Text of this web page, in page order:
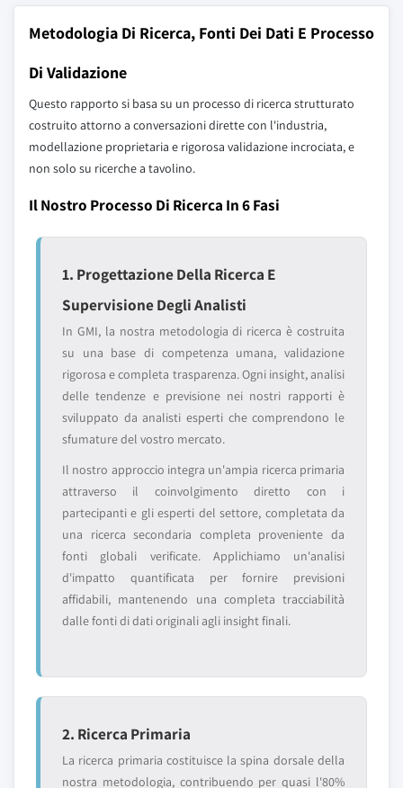
Metodologia Di Ricerca, Fonti Dei Dati E Processo
Di Validazione
Questo rapporto si basa su un processo di ricerca strutturato
costruito attorno a conversazioni dirette con l'industria,
modellazione proprietaria e rigorosa validazione incrociata, e
non solo su ricerche a tavolino.
Il Nostro Processo Di Ricerca In 6 Fasi
1. Progettazione Della Ricerca E
Supervisione Degli Analisti
In GMI, la nostra metodologia di ricerca è costruita
su una base di competenza umana, validazione
rigorosa e completa trasparenza. Ogni insight, analisi
delle tendenze e previsione nei nostri rapporti è
sviluppato da analisti esperti che comprendono le
sfumature del vostro mercato.
Il nostro approccio integra un'ampia ricerca primaria
attraverso il coinvolgimento diretto con i
partecipanti e gli esperti del settore, completata da
una ricerca secondaria completa proveniente da
fonti globali verificate. Applichiamo un'analisi
d'impatto quantificata per fornire previsioni
affidabili, mantenendo una completa tracciabilità
dalle fonti di dati originali agli insight finali.
2. Ricerca Primaria
La ricerca primaria costituisce la spina dorsale della
nostra metodologia, contribuendo per quasi l'80%